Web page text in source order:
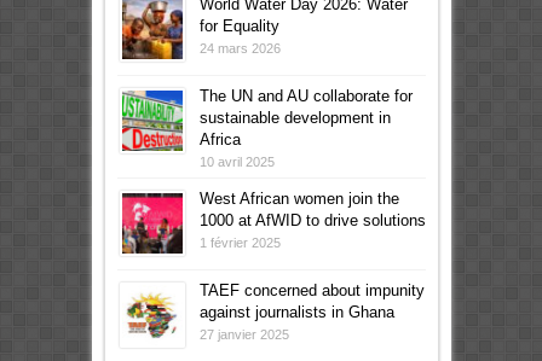
World Water Day 2026: Water
for Equality
24 mars 2026
The UN and AU collaborate for
sustainable development in
Africa
10 avril 2025
West African women join the
1000 at AfWID to drive solutions
1 février 2025
TAEF concerned about impunity
against journalists in Ghana
27 janvier 2025